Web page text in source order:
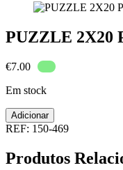
PUZZLE 2X20
€7.00
Em stock
Quantidade
de
2X20
PIJAMA
Adicionar
REF: 150-469
Produtos